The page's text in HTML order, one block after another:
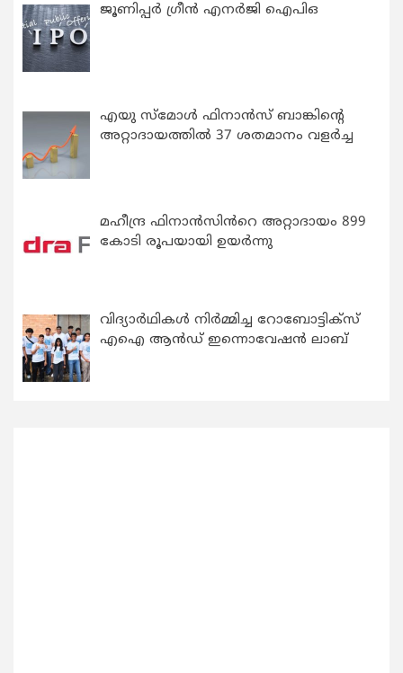
ജൂണിപ്പർ ഗ്രീൻ എനർജി ഐപിഒ
എയു സ്‌മോൾ ഫിനാൻസ് ബാങ്കിന്റെ
അറ്റാദായത്തിൽ 37 ശതമാനം വളർച്ച
മഹീന്ദ്ര ഫിനാൻസിൻറെ അറ്റാദായം 899
കോടി രൂപയായി ഉയർന്നു
വിദ്യാര്‍ഥികള്‍ നിര്‍മ്മിച്ച റോബോട്ടിക്സ്
എഐ ആന്‍ഡ് ഇന്നൊവേഷന്‍ ലാബ്